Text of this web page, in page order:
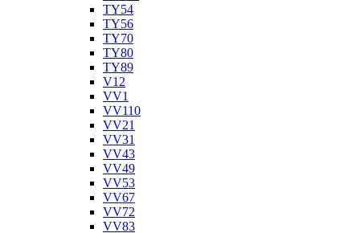
TY54
TY56
TY70
TY80
TY89
V12
VV1
VV110
VV21
VV31
VV43
VV49
VV53
VV67
VV72
VV83